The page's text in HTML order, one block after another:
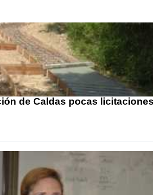
de Caldas pocas